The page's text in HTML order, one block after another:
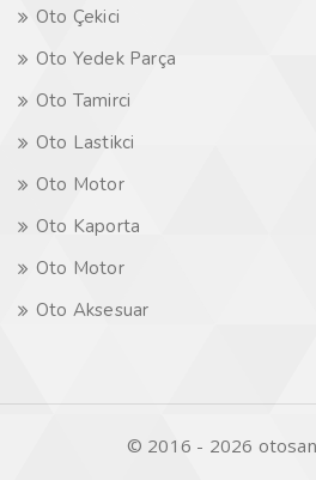
Oto Çekici
Oto Yedek Parça
Oto Tamirci
Oto Lastikci
Oto Motor
Oto Kaporta
Oto Motor
Oto Aksesuar
© 2016 - 2026